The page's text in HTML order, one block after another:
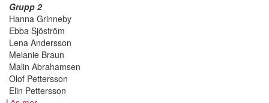
Grupp 2
Hanna Grinneby
Ebba Sjöström
Lena Andersson
Melanie Braun
Malin Abrahamsen
Olof Pettersson
Elin Pettersson